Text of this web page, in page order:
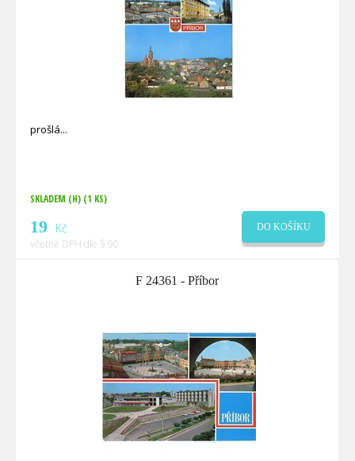
prošlá
SKLADEM (H) (1 KS)
19 Kč
včetně DPH dle § 90
DO KOŠÍKU
F 24361 - Příbor